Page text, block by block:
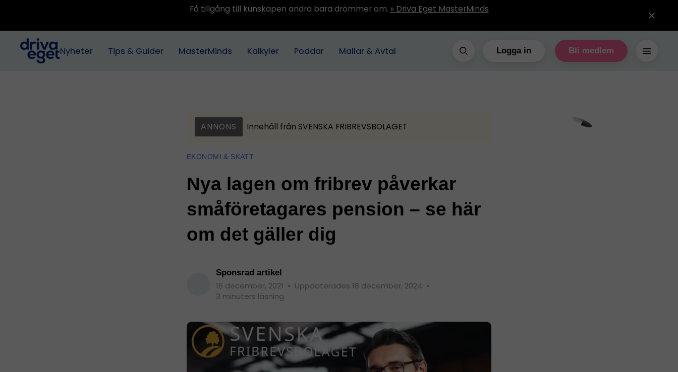
Få tillgång till kunskapen andra bara drömmer om. » Driva Eget MasterMinds
Nyheter Tips & Guider MasterMinds Kalkyler Poddar Mallar & Avtal Logga in Bli medlem
ANNONS Innehåll från SVENSKA FRIBREVSBOLAGET
EKONOMI & SKATT
Nya lagen om fribrev påverkar
småföretagares pension – se här
om det gäller dig
Sponsrad artikel
16 december, 2021 • Uppdaterades 18 december, 2024 •
3 minuters läsning